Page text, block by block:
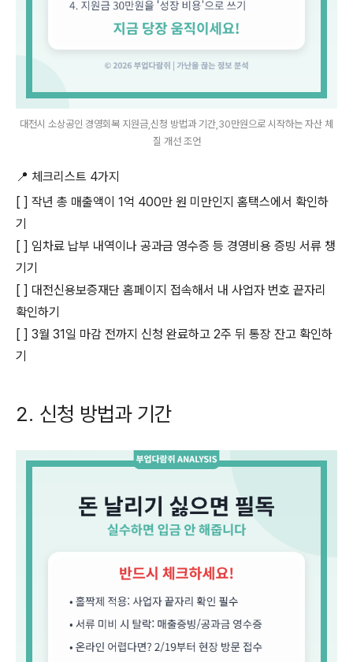
대전시 소상공인 경영회복 지원금,신청 방법과 기간,30만원으로 시작하는 자산 체
질 개선 조언
​📍 체크리스트 4가지
[ ] 작년 총 매출액이 1억 400만 원 미만인지 홈택스에서 확인하
기
[ ] 임차료 납부 내역이나 공과금 영수증 등 경영비용 증빙 서류 챙
기기
[ ] 대전신용보증재단 홈페이지 접속해서 내 사업자 번호 끝자리
확인하기
[ ] 3월 31일 마감 전까지 신청 완료하고 2주 뒤 통장 잔고 확인하
기
​2. 신청 방법과 기간